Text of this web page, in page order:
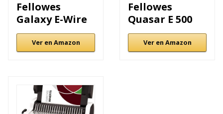
Fellowes
Galaxy E-Wire
Ver en Amazon
Fellowes
Quasar E 500
Ver en Amazon